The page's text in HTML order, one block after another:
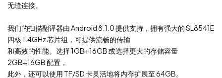
无缝连接。
我们的扫描翻译器由 Android 8.1.0 提供支持，拥有强大的 SL8541E
四核 1.4GHz 芯片组，可提供流畅的传输
和高效的性能。选择 1GB+16GB 或选择更大的存储容量
2GB+16GB 配置，
此外，还可以使用 TF/SD 卡灵活地将内存扩展至 64GB。